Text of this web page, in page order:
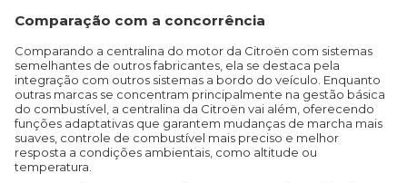
Comparação com a concorrência
Comparando a centralina do motor da Citroën com sistemas
semelhantes de outros fabricantes, ela se destaca pela
integração com outros sistemas a bordo do veículo. Enquanto
outras marcas se concentram principalmente na gestão básica
do combustível, a centralina da Citroën vai além, oferecendo
funções adaptativas que garantem mudanças de marcha mais
suaves, controle de combustível mais preciso e melhor
resposta a condições ambientais, como altitude ou
temperatura.